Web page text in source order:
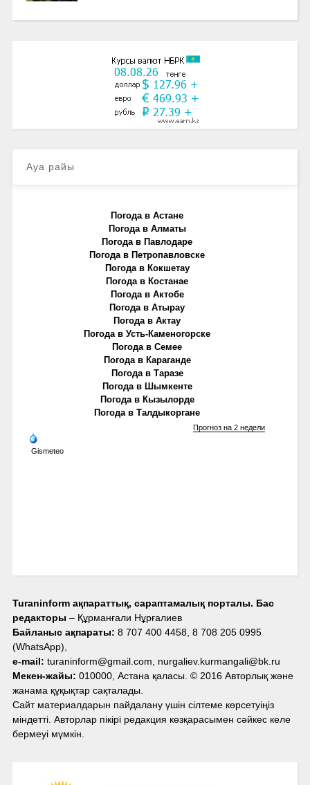
Ауа райы
Погода в Астане
Погода в Алматы
Погода в Павлодаре
Погода в Петропавловске
Погода в Кокшетау
Погода в Костанае
Погода в Актобе
Погода в Атырау
Погода в Актау
Погода в Усть-Каменогорске
Погода в Семее
Погода в Караганде
Погода в Таразе
Погода в Шымкенте
Погода в Кызылорде
Погода в Талдыкоргане
Gismeteo
Прогноз на 2 недели
Turaninform ақпараттық, сараптамалық порталы. Бас
редакторы – Құрманғали Нұрғалиев
Байланыс ақпараты: 8 707 400 4458, 8 708 205 0995
(WhatsApp),
e-mail: turaninform@gmail.com, nurgaliev.kurmangali@bk.ru
Мекен-жайы: 010000, Астана қаласы. © 2016 Авторлық және
жанама құқықтар сақталады.
Сайт материалдарын пайдалану үшін сілтеме көрсетуіңіз
міндетті. Авторлар пікірі редакция көзқарасымен сәйкес келе
бермеуі мүмкін.